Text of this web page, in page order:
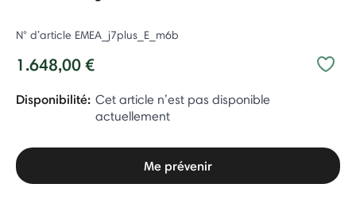
N° d’article EMEA_j7plus_E_m6b
1.648,00 €
Disponibilité: Cet article n’est pas disponible
actuellement
Me prévenir